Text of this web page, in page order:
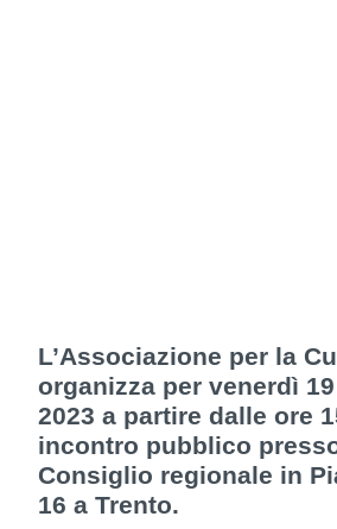
L’Associazione per la
organizza per venerdì
2023 a partire dalle ore
incontro pubblico
Consiglio regionale in
16 a Trento.